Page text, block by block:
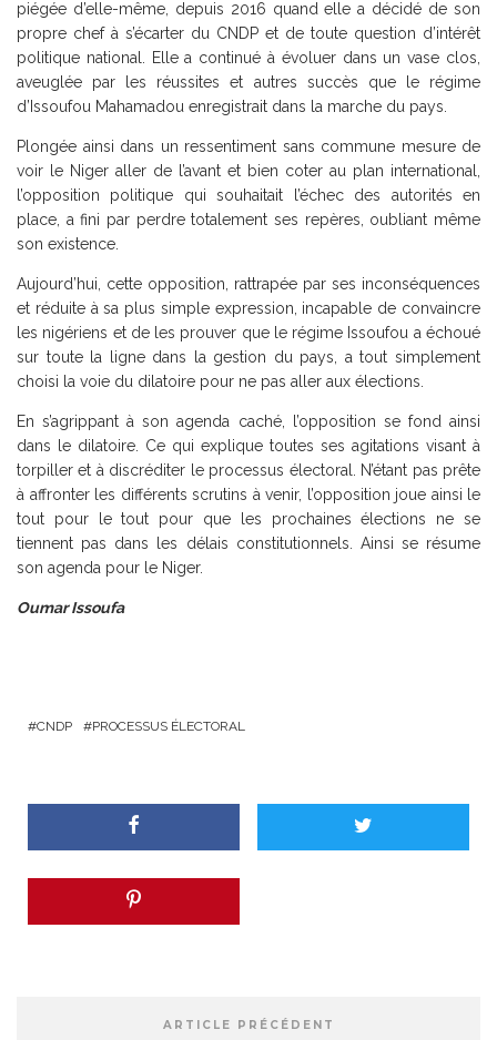
piégée d’elle-même, depuis 2016 quand elle a décidé de son
propre chef à s’écarter du CNDP et de toute question d’intérêt
politique national. Elle a continué à évoluer dans un vase clos,
aveuglée par les réussites et autres succès que le régime
d’Issoufou Mahamadou enregistrait dans la marche du pays.
Plongée ainsi dans un ressentiment sans commune mesure de
voir le Niger aller de l’avant et bien coter au plan international,
l’opposition politique qui souhaitait l’échec des autorités en
place, a fini par perdre totalement ses repères, oubliant même
son existence.
Aujourd’hui, cette opposition, rattrapée par ses inconséquences
et réduite à sa plus simple expression, incapable de convaincre
les nigériens et de les prouver que le régime Issoufou a échoué
sur toute la ligne dans la gestion du pays, a tout simplement
choisi la voie du dilatoire pour ne pas aller aux élections.
En s’agrippant à son agenda caché, l’opposition se fond ainsi
dans le dilatoire. Ce qui explique toutes ses agitations visant à
torpiller et à discréditer le processus électoral. N’étant pas prête
à affronter les différents scrutins à venir, l’opposition joue ainsi le
tout pour le tout pour que les prochaines élections ne se
tiennent pas dans les délais constitutionnels. Ainsi se résume
son agenda pour le Niger.
Oumar Issoufa
CNDP PROCESSUS ÉLECTORAL
ARTICLE PRÉCÉDENT